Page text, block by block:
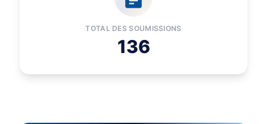
TOTAL DES SOUMISSIONS
136